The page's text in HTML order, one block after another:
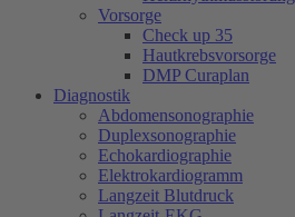
Vorsorge
Check up 35
Hautkrebsvorsorge
DMP Curaplan
Diagnostik
Abdomensonographie
Duplexsonographie
Echokardiographie
Elektrokardiogramm
Langzeit Blutdruck